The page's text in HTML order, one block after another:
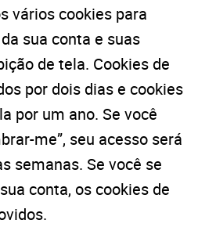
vários cookies para
sua conta e suas
de tela. Cookies de
por dois dias e cookies
por um ano. Se você
me”, seu acesso será
semanas. Se você se
conta, os cookies de